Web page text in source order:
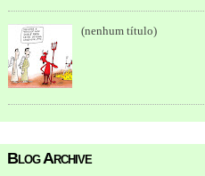
(nenhum título)
Blog Archive